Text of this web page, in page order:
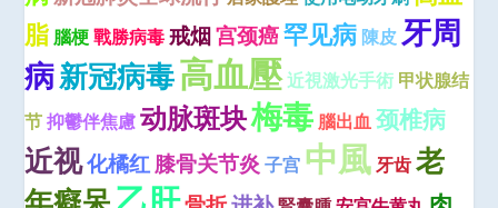
脂 腦梗 戰勝病毒 戒烟宫颈癌罕见病 陳皮 牙周
病新冠病毒高血壓近視激光手術 甲状腺结
节 抑鬱伴焦慮 动脉斑块梅毒 腦出血 颈椎病
近视化橘红膝骨关节炎 子宫 中風 牙齿 老